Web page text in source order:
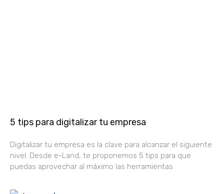
5 tips para digitalizar tu empresa
Digitalizar tu empresa es la clave para alcanzar el siguiente
nivel. Desde e-Land, te proponemos 5 tips para que
puedas aprovechar al máximo las herramientas